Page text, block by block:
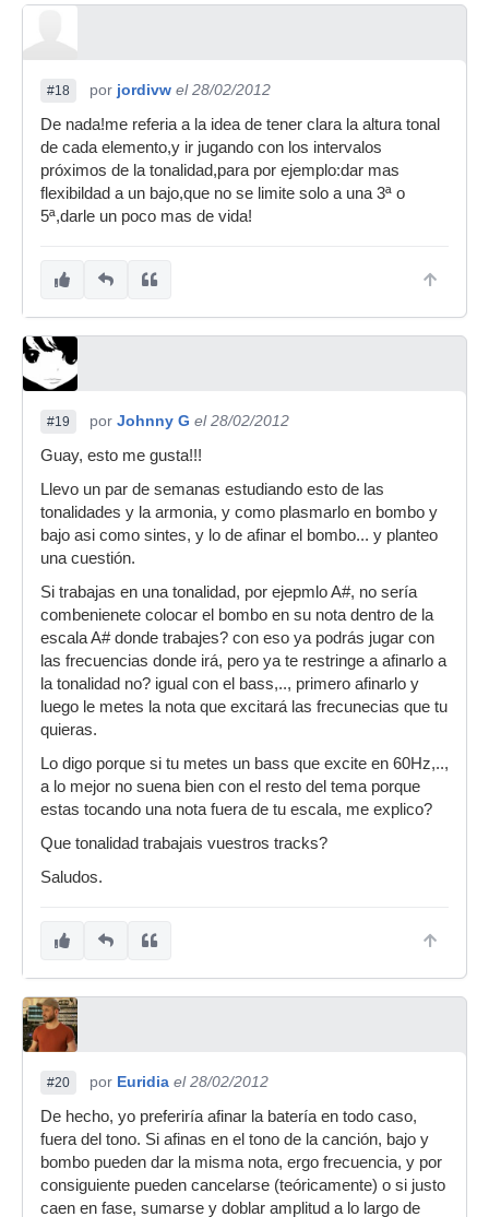
#18 por jordivw el 28/02/2012
De nada!me referia a la idea de tener clara la altura tonal
de cada elemento,y ir jugando con los intervalos
próximos de la tonalidad,para por ejemplo:dar mas
flexibildad a un bajo,que no se limite solo a una 3ª o
5ª,darle un poco mas de vida!
#19 por Johnny G el 28/02/2012
Guay, esto me gusta!!!
Llevo un par de semanas estudiando esto de las
tonalidades y la armonia, y como plasmarlo en bombo y
bajo asi como sintes, y lo de afinar el bombo... y planteo
una cuestión.
Si trabajas en una tonalidad, por ejepmlo A#, no sería
combenienete colocar el bombo en su nota dentro de la
escala A# donde trabajes? con eso ya podrás jugar con
las frecuencias donde irá, pero ya te restringe a afinarlo a
la tonalidad no? igual con el bass,.., primero afinarlo y
luego le metes la nota que excitará las frecunecias que tu
quieras.
Lo digo porque si tu metes un bass que excite en 60Hz,..,
a lo mejor no suena bien con el resto del tema porque
estas tocando una nota fuera de tu escala, me explico?
Que tonalidad trabajais vuestros tracks?
Saludos.
#20 por Euridia el 28/02/2012
De hecho, yo preferiría afinar la batería en todo caso,
fuera del tono. Si afinas en el tono de la canción, bajo y
bombo pueden dar la misma nota, ergo frecuencia, y por
consiguiente pueden cancelarse (teóricamente) o si justo
caen en fase, sumarse y doblar amplitud a lo largo de